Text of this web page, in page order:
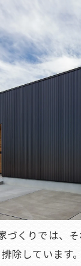
づくりでは、
除しています。